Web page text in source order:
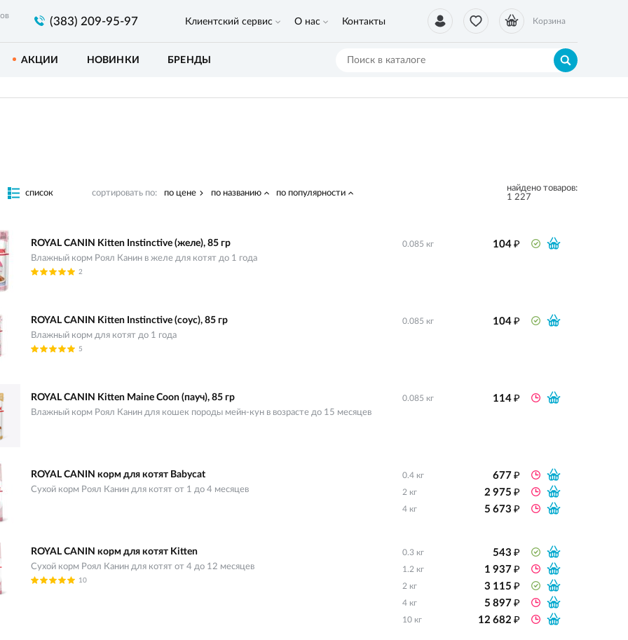
(383) 209-95-97 Корзина
Клиентский сервис О нас Контакты
АКЦИИ НОВИНКИ БРЕНДЫ
список сортировать по: по цене по названию по популярности
найдено товаров:
1 227
ROYAL CANIN Kitten Instinctive (желе), 85 гр
Влажный корм Роял Канин в желе для котят до 1 года
2
0.085 кг 104₽
ROYAL CANIN Kitten Instinctive (соус), 85 гр
Влажный корм для котят до 1 года
5
0.085 кг 104₽
ROYAL CANIN Kitten Maine Coon (пауч), 85 гр
Влажный корм Роял Канин для кошек породы мейн-кун в возрасте до 15 месяцев
0.085 кг 114₽
ROYAL CANIN корм для котят Babycat
Сухой корм Роял Канин для котят от 1 до 4 месяцев
0.4 кг 677₽
2 кг 2 975₽
4 кг 5 673₽
ROYAL CANIN корм для котят Kitten
Сухой корм Роял Канин для котят от 4 до 12 месяцев
10
0.3 кг 543₽
1.2 кг 1 937₽
2 кг 3 115₽
4 кг 5 897₽
10 кг 12 682₽